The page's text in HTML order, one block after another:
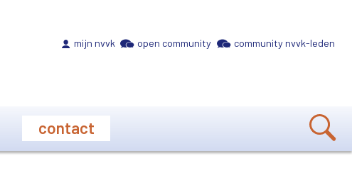
mijn nvvk open community community nvvk-leden
contact